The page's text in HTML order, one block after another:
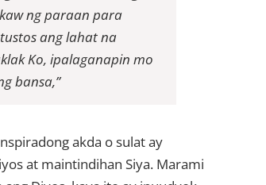
ng paraan para
ang lahat na
Ko, ipalaganapin mo
bansa,”
akda o sulat ay
at maintindihan Siya. Marami